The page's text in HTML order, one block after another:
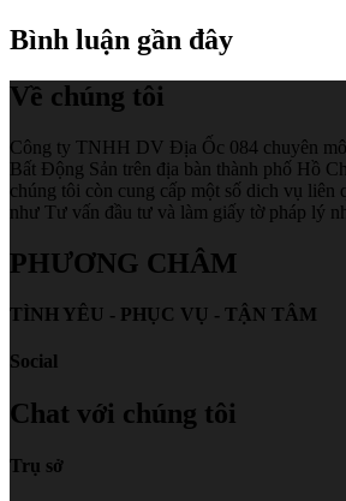
Bình luận gần đây
Về chúng tôi
Công ty TNHH DV Địa Ốc 084 chuyên
Bất Động Sản trên địa bàn thành phố Hồ
chúng tôi còn cung cấp một số dich vụ liên
như Tư vấn đầu tư và làm giấy tờ pháp lý
PHƯƠNG CHÂM
TÌNH YÊU - PHỤC VỤ - TẬN TÂM
Social
Chat với chúng tôi
Trụ sở